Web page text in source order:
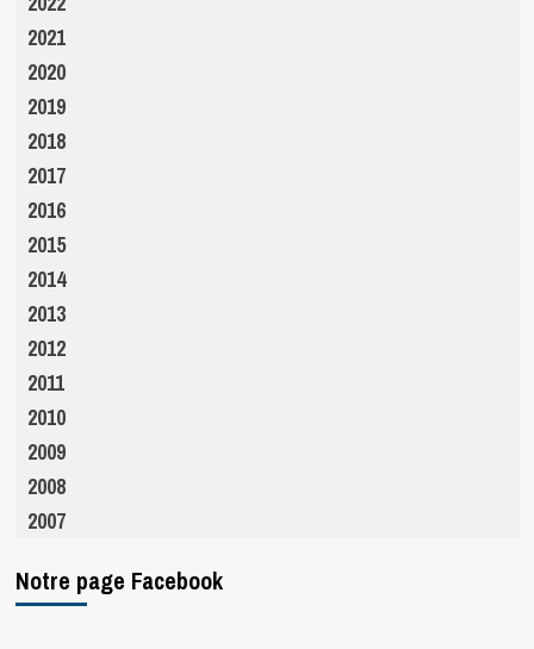
2021
2020
2019
2018
2017
2016
2015
2014
2013
2012
2011
2010
2009
2008
2007
Notre page Facebook